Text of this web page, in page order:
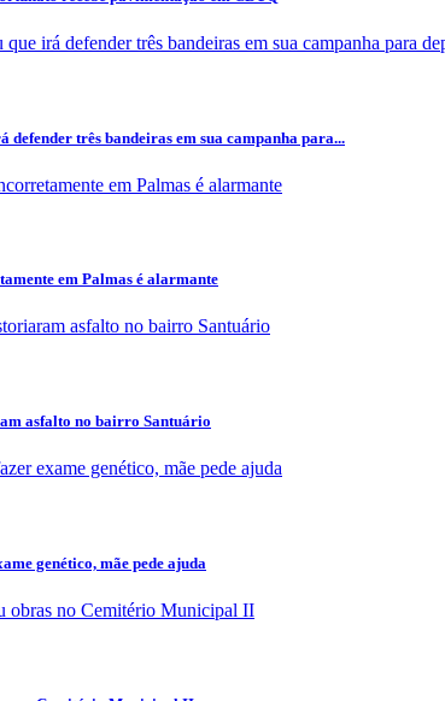
defender três bandeiras em sua campanha para...
em Palmas é alarmante
asfalto no bairro Santuário
genético, mãe pede ajuda